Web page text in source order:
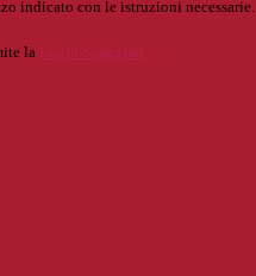
indicato con le istruzioni necessarie.
la Login Spaggiari